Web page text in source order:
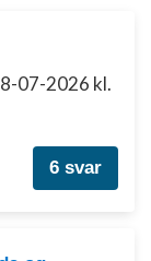
07-2026 kl.
6 svar